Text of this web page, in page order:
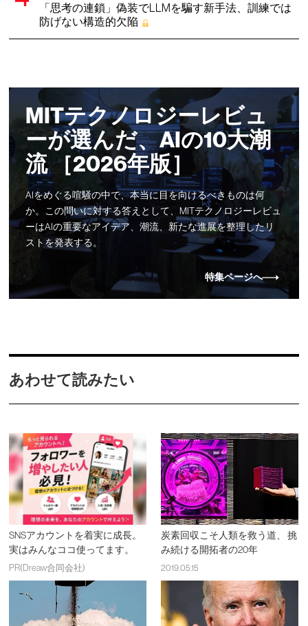
「思考の連鎖」偽装でLLMを騙す新手法、訓練では
防げない構造的欠陥
MITテクノロジーレビュ
ーが選んだ、AIの10大潮
流 ［2026年版］
AIをめぐる喧騒の中で、本当に目を向けるべきものは何
か。この問いに対する答えとして、MITテクノロジーレビュ
ーはAIの重要なアイデア、潮流、新たな進展を整理したリ
ストを発表する。
特集ページへ
あわせて読みたい
SNSアカウントを着実に成長。
実はみんなココ使ってます。
PR(Dreaw合同会社)
炭素回収こそ人類を救う道、 挑
み続ける開拓者の20年
2019.05.15